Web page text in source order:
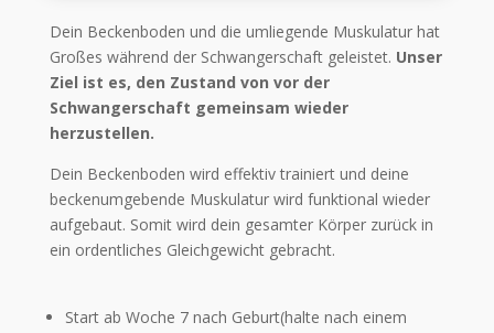
Dein Beckenboden und die umliegende Muskulatur hat
Großes während der Schwangerschaft geleistet. Unser
Ziel ist es, den Zustand von vor der
Schwangerschaft gemeinsam wieder
herzustellen.
Dein Beckenboden wird effektiv trainiert und deine
beckenumgebende Muskulatur wird funktional wieder
aufgebaut. Somit wird dein gesamter Körper zurück in
ein ordentliches Gleichgewicht gebracht.
Start ab Woche 7 nach Geburt(halte nach einem